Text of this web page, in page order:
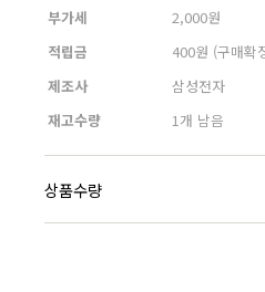
부가세
2,000원
적립금
400원 (구매확
제조사
삼성전자
재고수량
1개 남음
상품수량